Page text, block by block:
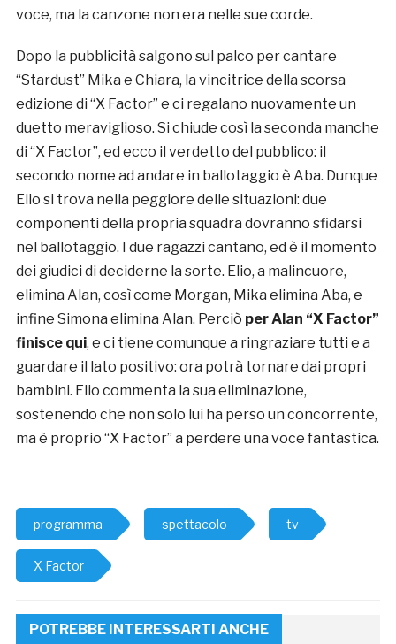
voce, ma la canzone non era nelle sue corde.
Dopo la pubblicità salgono sul palco per cantare
“Stardust” Mika e Chiara, la vincitrice della scorsa
edizione di “X Factor” e ci regalano nuovamente un
duetto meraviglioso. Si chiude così la seconda manche
di “X Factor”, ed ecco il verdetto del pubblico: il
secondo nome ad andare in ballotaggio è Aba. Dunque
Elio si trova nella peggiore delle situazioni: due
componenti della propria squadra dovranno sfidarsi
nel ballotaggio. I due ragazzi cantano, ed è il momento
dei giudici di deciderne la sorte. Elio, a malincuore,
elimina Alan, così come Morgan, Mika elimina Aba, e
infine Simona elimina Alan. Perciò per Alan “X Factor”
finisce qui, e ci tiene comunque a ringraziare tutti e a
guardare il lato positivo: ora potrà tornare dai propri
bambini. Elio commenta la sua eliminazione,
sostenendo che non solo lui ha perso un concorrente,
ma è proprio “X Factor” a perdere una voce fantastica.
programma spettacolo tv
X Factor
POTREBBE INTERESSARTI ANCHE